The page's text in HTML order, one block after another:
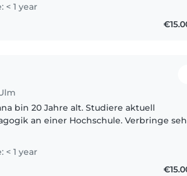
< 1 year
bin 20 Jahre alt. Studiere aktuell
an einer Hochschule. Verbringe
< 1 year